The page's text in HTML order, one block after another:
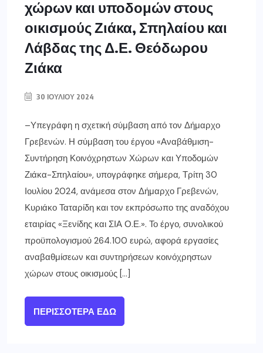
χώρων και υποδομών στους
οικισμούς Ζιάκα, Σπηλαίου και
Λάβδας της Δ.Ε. Θεόδωρου
Ζιάκα
30 ΙΟΥΛΊΟΥ 2024
–Υπεγράφη η σχετική σύμβαση από τον Δήμαρχο
Γρεβενών. Η σύμβαση του έργου «Αναβάθμιση-
Συντήρηση Κοινόχρηστων Χώρων και Υποδομών
Ζιάκα-Σπηλαίου», υπογράφηκε σήμερα, Τρίτη 30
Ιουλίου 2024, ανάμεσα στον Δήμαρχο Γρεβενών,
Κυριάκο Ταταρίδη και τον εκπρόσωπο της αναδόχου
εταιρίας «Ξενίδης και ΣΙΑ Ο.Ε.». Το έργο, συνολικού
προϋπολογισμού 264.100 ευρώ, αφορά εργασίες
αναβαθμίσεων και συντηρήσεων κοινόχρηστων
χώρων στους οικισμούς […]
ΠΕΡΙΣΣΌΤΕΡΑ ΕΔΏ